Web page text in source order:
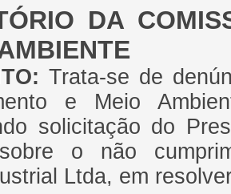
DA
Trata-se de
e Meio
solicitação do
o não
Ltda, em